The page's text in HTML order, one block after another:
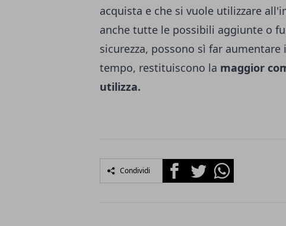
acquista e che si vuole utilizzare
anche tutte le possibili aggiunte o
sicurezza, possono sì far
tempo, restituiscono la maggior
utilizza.
Condividi FacebookTwitterWhatsapp